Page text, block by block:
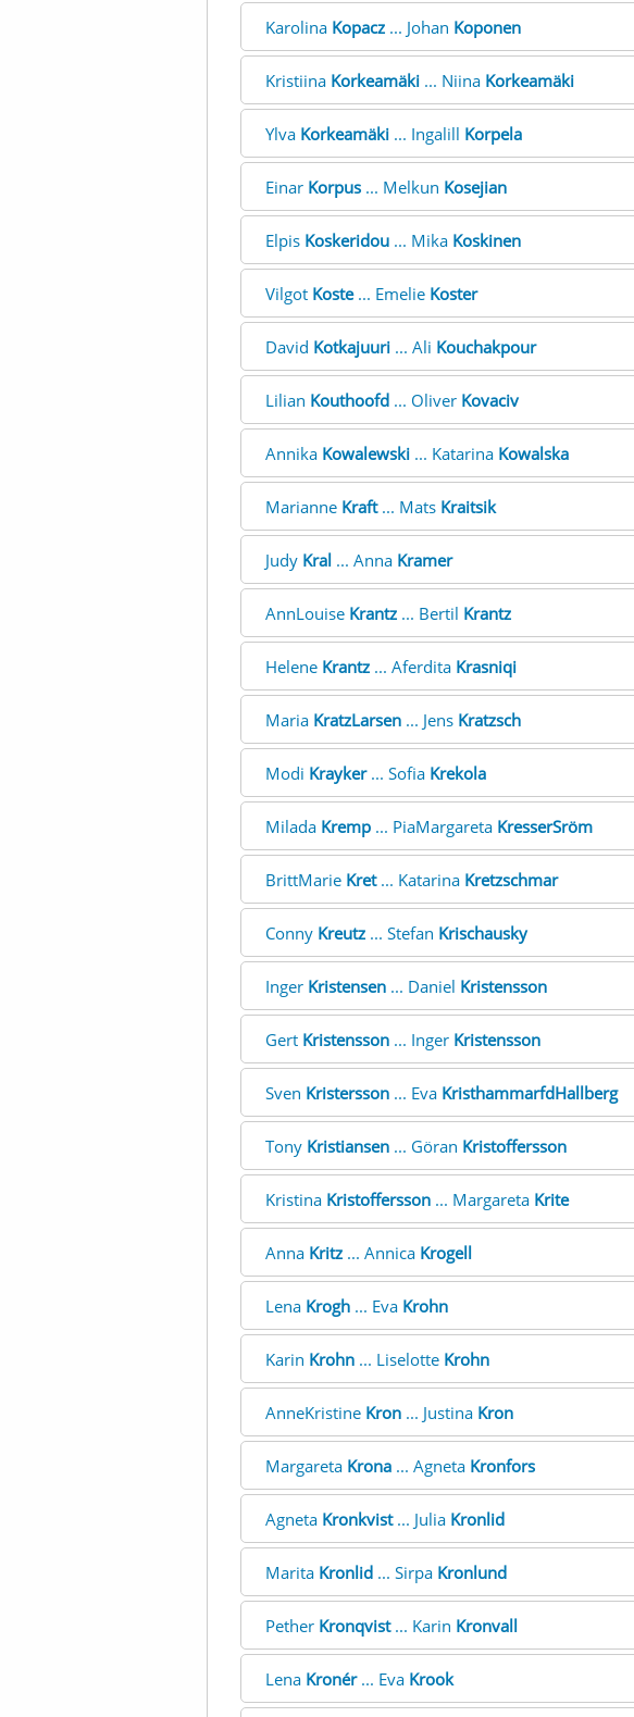
Karolina Kopacz... Johan Koponen
Kristiina Korkeamäki... Niina Korkeamäki
Ylva Korkeamäki... Ingalill Korpela
Einar Korpus... Melkun Kosejian
Elpis Koskeridou... Mika Koskinen
Vilgot Koste... Emelie Koster
David Kotkajuuri... Ali Kouchakpour
Lilian Kouthoofd... Oliver Kovaciv
Annika Kowalewski... Katarina Kowalska
Marianne Kraft... Mats Kraitsik
Judy Kral ... Anna Kramer
AnnLouise Krantz... Bertil Krantz
Helene Krantz... Aferdita Krasniqi
Maria KratzLarsen... Jens Kratzsch
Modi Krayker... Sofia Krekola
Milada Kremp... PiaMargareta KresserSröm
BrittMarie Kret... Katarina Kretzschmar
Conny Kreutz... Stefan Krischausky
Inger Kristensen... Daniel Kristensson
Gert Kristensson... Inger Kristensson
Sven Kristersson... Eva KristhammarfdHallberg
Tony Kristiansen... Göran Kristoffersson
Kristina Kristoffersson... Margareta Krite
Anna Kritz... Annica Krogell
Lena Krogh... Eva Krohn
Karin Krohn... Liselotte Krohn
AnneKristine Kron... Justina Kron
Margareta Krona... Agneta Kronfors
Agneta Kronkvist... Julia Kronlid
Marita Kronlid... Sirpa Kronlund
Pether Kronqvist... Karin Kronvall
Lena Kronér... Eva Krook